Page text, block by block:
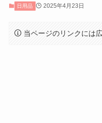
日用品 2025年4月23日
当ページのリンクには